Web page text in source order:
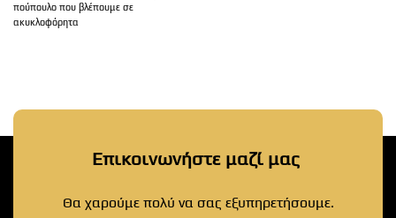
πούπουλο που βλέπουμε σε
ακυκλοφόρητα
Επικοινωνήστε μαζί μας
Θα χαρούμε πολύ να σας εξυπηρετήσουμε.